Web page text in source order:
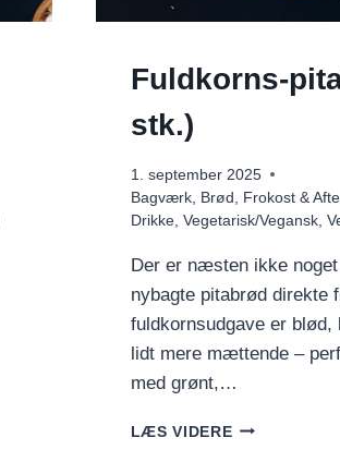
Fuldkorns-
stk.)
1. september 2025
Bagværk, Brød Frokost &
Drikke, Vegetarisk/Vegansk,
Der er næsten ikke noget
nybagte pitabrød direkte
fuldkornsudgave er blød,
lidt mere mættende –
med grønt,…
LÆS VIDEREFULDKORNS-